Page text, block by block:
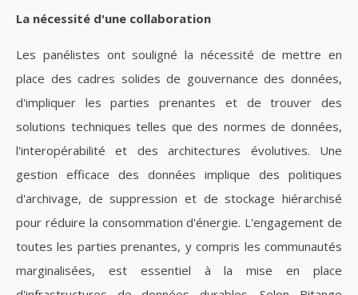
La nécessité d'une collaboration
Les panélistes ont souligné la nécessité de mettre en
place des cadres solides de gouvernance des données,
d'impliquer les parties prenantes et de trouver des
solutions techniques telles que des normes de données,
l'interopérabilité et des architectures évolutives. Une
gestion efficace des données implique des politiques
d'archivage, de suppression et de stockage hiérarchisé
pour réduire la consommation d'énergie. L'engagement de
toutes les parties prenantes, y compris les communautés
marginalisées, est essentiel à la mise en place